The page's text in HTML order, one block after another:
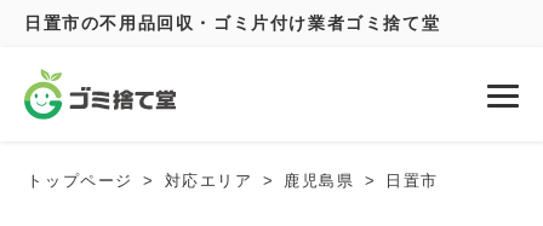
日置市の不用品回収・ゴミ片付け業者ゴミ捨て堂
トップページ 対応エリア 鹿児島県 日置市